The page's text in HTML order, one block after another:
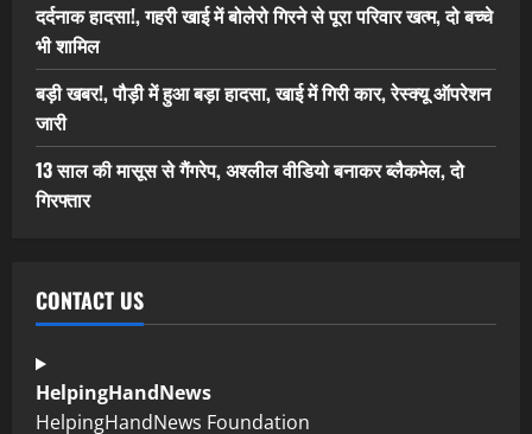
दर्दनाक हादसा!, गहरी खाई में बोलेरो गिरने से पूरा परिवार खत्म, दो बच्चे
भी शामिल
बड़ी खबर!, पौड़ी में हुआ बड़ा हादसा, खाई में गिरी कार, रेस्क्यू ऑपरेशन
जारी
13 साल की मासूस से गैंगरेप, अश्लील वीडियो बनाकर ब्लैकमेल, दो
गिरफ्तार
CONTACT US
HelpingHandNews
HelpingHandNews Foundation